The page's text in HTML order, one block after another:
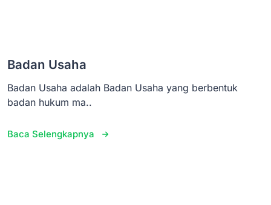
Badan Usaha
Badan Usaha adalah Badan Usaha yang berbentuk
badan hukum ma..
Baca Selengkapnya